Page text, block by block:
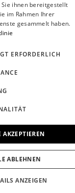
Clara
Thomas Weal,
Domenico
Caterina
ihnen bereitgestellt
im Rahmen Ihrer
gesammelt haben.
ERFORDERLICH
AKZEPTIEREN
ABLEHNEN
ANZEIGEN